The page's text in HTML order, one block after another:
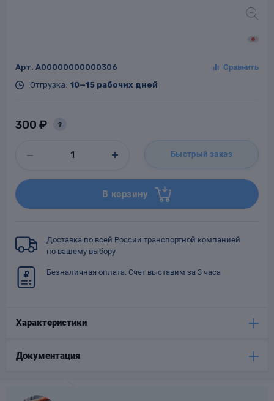
Арт. A00000000000306
Отгрузка: 10—15 рабочих дней
300 ₽ ?
Быстрый заказ
В корзину
Доставка по всей России транспортной компанией
по вашему выбору
Безналичная оплата. Счет выставим за 3 часа
Характеристики
Документация
стальные
Фланцы стальные
Фильтры для
трубопроводов